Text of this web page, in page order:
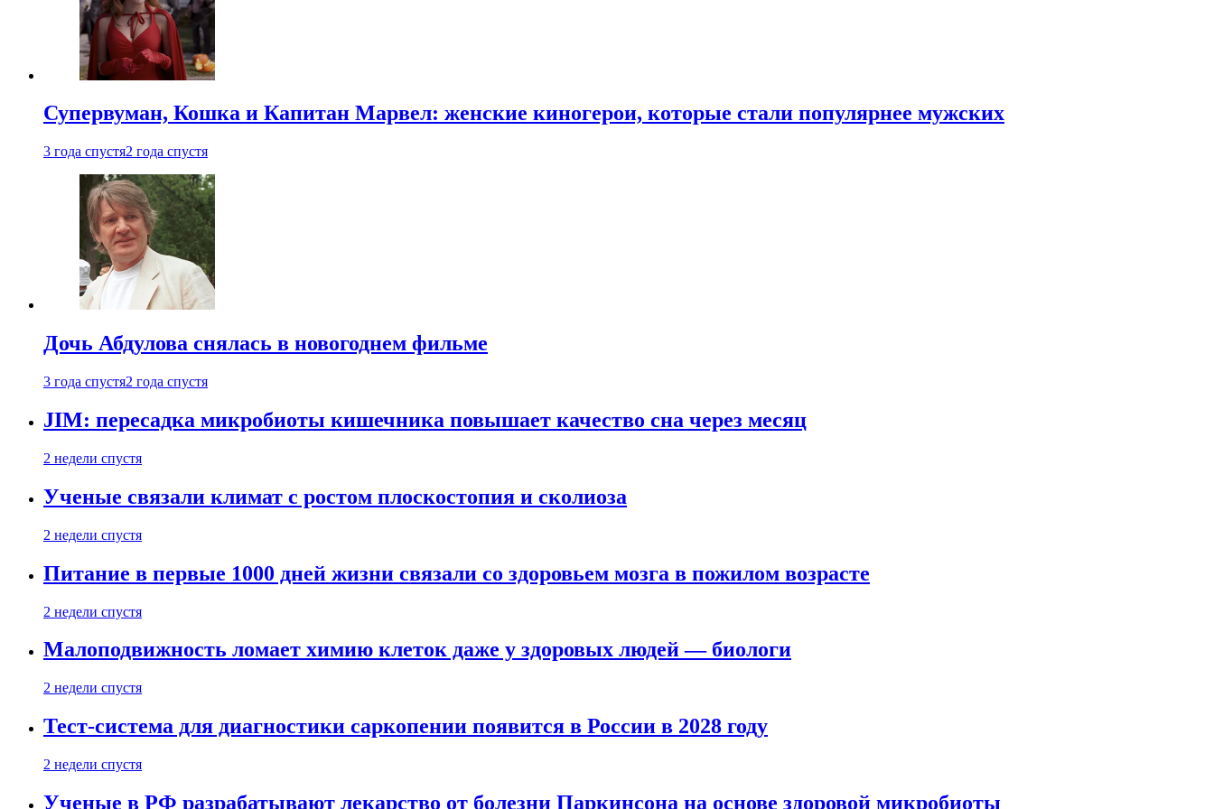
Супервуман, Кошка и Капитан Марвел: женские киногерои, которые стали популярнее мужских
3 года спустя2 года спустя
Дочь Абдулова снялась в новогоднем фильме
3 года спустя2 года спустя
JIM: пересадка микробиоты кишечника повышает качество сна через месяц
2 недели спустя
Ученые связали климат с ростом плоскостопия и сколиоза
2 недели спустя
Питание в первые 1000 дней жизни связали со здоровьем мозга в пожилом возрасте
2 недели спустя
Малоподвижность ломает химию клеток даже у здоровых людей — биологи
2 недели спустя
Тест-система для диагностики саркопении появится в России в 2028 году
2 недели спустя
Ученые в РФ разрабатывают лекарство от болезни Паркинсона на основе здоровой микробиоты